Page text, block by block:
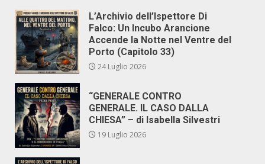
L’Archivio dell’Ispettore Di
Falco: Un Incubo Arancione
Accende la Notte nel Ventre del
Porto (Capitolo 33)
24 Luglio 2026
“GENERALE CONTRO
GENERALE. IL CASO DALLA
CHIESA” – di Isabella Silvestri
19 Luglio 2026